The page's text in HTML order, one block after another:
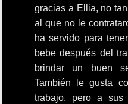
gracias a Ellia, no
al que no le
ha servido para
bebe después del
brindar un buen
También le gusta
trabajo, pero a sus